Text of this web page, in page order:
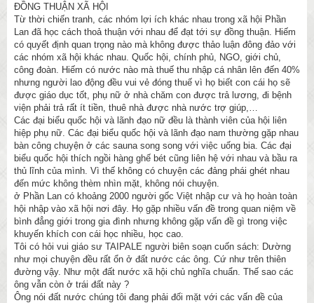
ĐỒNG THUẬN XÃ HỘI
Từ thời chiến tranh, các nhóm lợi ích khác nhau trong xã hội Phần
Lan đã học cách thoả thuận với nhau để đạt tới sự đồng thuận. Hiếm
có quyết định quan trọng nào mà không được thảo luận đông đảo với
các nhóm xã hội khác nhau. Quốc hội, chính phủ, NGO, giới chủ,
công đoàn. Hiếm có nước nào mà thuế thu nhập cá nhân lên đến 40%
nhưng người lao động đều vui vẻ đóng thuế vì họ biết con cái họ sẽ
được giáo dục tốt, phụ nữ ở nhà chăm con được trả lương, đi bệnh
viện phải trả rất ít tiền, thuê nhà được nhà nước trợ giúp,…
Các đại biểu quốc hội và lãnh đạo nữ đều là thành viên của hội liên
hiệp phụ nữ. Các đại biểu quốc hội và lãnh đạo nam thường gặp nhau
bàn công chuyện ở các sauna song song với việc uống bia. Các đại
biểu quốc hội thích ngồi hàng ghế bét cũng liên hệ với nhau và bầu ra
thủ lĩnh của mình. Vì thế không có chuyện các đảng phái ghét nhau
đến mức không thèm nhìn mặt, không nói chuyện.
ở Phần Lan có khoảng 2000 người gốc Việt nhập cư và họ hoàn toàn
hội nhập vào xã hội nơi đây. Họ gặp nhiều vấn đề trong quan niệm về
bình đẳng giới trong gia đình nhưng không gặp vấn đề gì trong việc
khuyến khích con cái học nhiều, học cao.
Tôi có hỏi vui giáo sư TAIPALE người biên soạn cuốn sách: Dường
như mọi chuyện đều rất ổn ở đất nước các ông. Cứ như trên thiên
đường vậy. Như một đất nước xã hội chủ nghĩa chuẩn. Thế sao các
ông vẫn còn ở trái đất này ?
Ông nói đất nước chúng tôi đang phải đối mặt với các vấn đề của